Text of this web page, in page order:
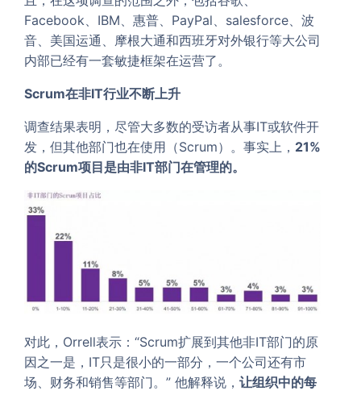
Facebook、IBM、惠普、PayPal、salesforce、波
音、美国运通、摩根大通和西班牙对外银行等大公司
内部已经有一套敏捷框架在运营了。
Scrum在非IT行业不断上升
调查结果表明，尽管大多数的受访者从事IT或软件开
发，但其他部门也在使用（Scrum）。事实上， 21%
的Scrum项目是由非IT部门在管理的。
对此，Orrell表示：“Scrum扩展到其他非IT部门的原
因之一是，IT只是很小的一部分，一个公司还有市
场、财务和销售等部门。” 他解释说， 让组织中的每